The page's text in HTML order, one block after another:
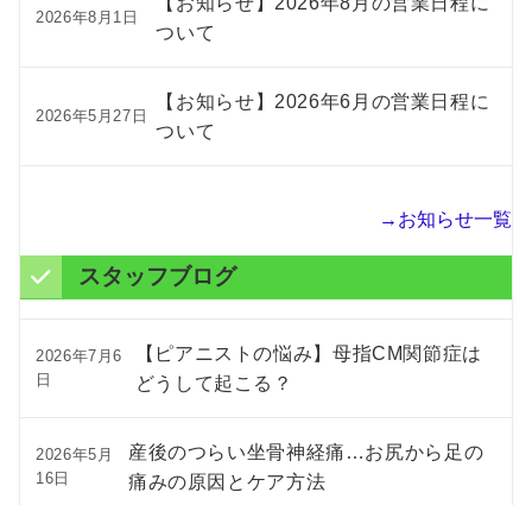
2026年8月1日
ついて
2026年5月27日
【お知らせ】2026年6月の営業日程に
ついて
→お知らせ一覧
スタッフブログ
2026年7月6
日
【ピアニストの悩み】母指CM関節症は
どうして起こる？
2026年5月
16日
産後のつらい坐骨神経痛…お尻から足の
痛みの原因とケア方法